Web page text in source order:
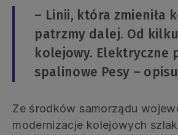
– Linii, która zmieniła
patrzmy dalej. Od
kolejowy. Elektryczne
spalinowe Pesy –
Ze środków samorządu
modernizacje kolejowych